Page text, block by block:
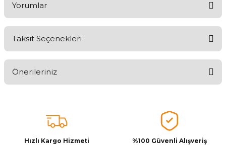
Yorumlar
Taksit Seçenekleri
Önerileriniz
tarafımıza iletebilirsiniz.
Görüş ve önerileriniz için teşekkür ederiz.
Hızlı Kargo Hizmeti
%100 Güvenli Alışveriş